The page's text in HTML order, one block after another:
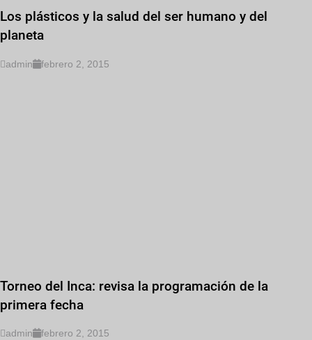
Los plásticos y la salud del ser humano y del
planeta
admin febrero 2, 2015
Torneo del Inca: revisa la programación de la
primera fecha
admin febrero 2, 2015